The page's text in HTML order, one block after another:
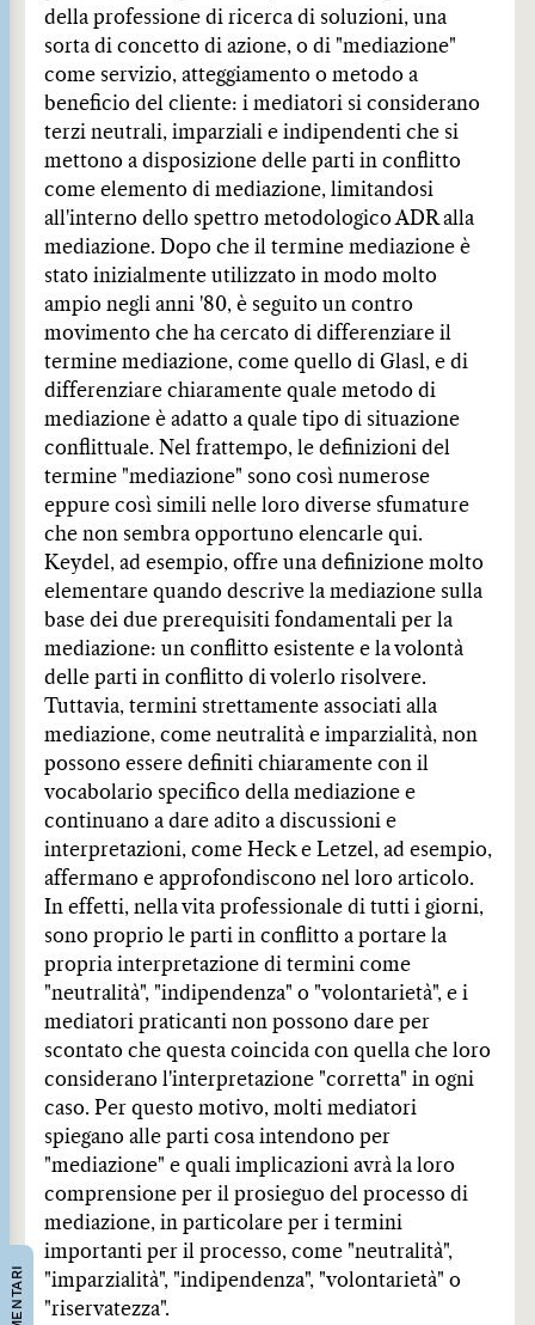
della professione di ricerca di soluzioni, una
sorta di concetto di azione, o di "mediazione"
come servizio, atteggiamento o metodo a
beneficio del cliente: i mediatori si considerano
terzi neutrali, imparziali e indipendenti che si
mettono a disposizione delle parti in conflitto
come elemento di mediazione, limitandosi
all'interno dello spettro metodologico ADR alla
mediazione. Dopo che il termine mediazione è
stato inizialmente utilizzato in modo molto
ampio negli anni '80, è seguito un contro
movimento che ha cercato di differenziare il
termine mediazione, come quello di Glasl, e di
differenziare chiaramente quale metodo di
mediazione è adatto a quale tipo di situazione
conflittuale. Nel frattempo, le definizioni del
termine "mediazione" sono così numerose
eppure così simili nelle loro diverse sfumature
che non sembra opportuno elencarle qui.
Keydel, ad esempio, offre una definizione molto
elementare quando descrive la mediazione sulla
base dei due prerequisiti fondamentali per la
mediazione: un conflitto esistente e la volontà
delle parti in conflitto di volerlo risolvere.
Tuttavia, termini strettamente associati alla
mediazione, come neutralità e imparzialità, non
possono essere definiti chiaramente con il
vocabolario specifico della mediazione e
continuano a dare adito a discussioni e
interpretazioni, come Heck e Letzel, ad esempio,
affermano e approfondiscono nel loro articolo.
In effetti, nella vita professionale di tutti i giorni,
sono proprio le parti in conflitto a portare la
propria interpretazione di termini come
"neutralità", "indipendenza" o "volontarietà", e i
mediatori praticanti non possono dare per
scontato che questa coincida con quella che loro
considerano l'interpretazione "corretta" in ogni
caso. Per questo motivo, molti mediatori
spiegano alle parti cosa intendono per
"mediazione" e quali implicazioni avrà la loro
comprensione per il prosieguo del processo di
mediazione, in particolare per i termini
importanti per il processo, come "neutralità",
"imparzialità", "indipendenza", "volontarietà" o
"riservatezza".